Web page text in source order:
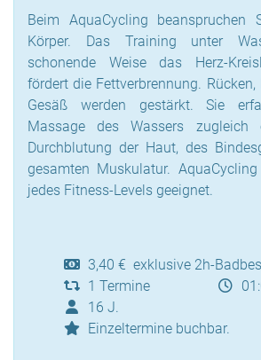
Beim AquaCycling beanspruchen
Körper. Das Training unter
schonende Weise das Herz-
fördert die Fettverbrennung. Rücken,
Gesäß werden gestärkt. Sie
Massage des Wassers zugleich
Durchblutung der Haut, des
gesamten Muskulatur.
jedes Fitness-Levels geeignet.
3,40 € exklusive 2h-
1 Termine
16 J.
Einzeltermine buchbar.